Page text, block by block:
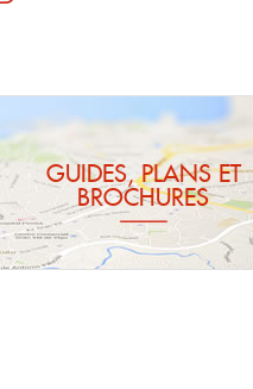
GUIDES, PLANS ET
BROCHURES